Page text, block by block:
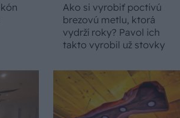
Ako si vyrobiť poctivú
brezovú metlu, ktorá
vydrží roky? Pavol ich
takto vyrobil už stovky